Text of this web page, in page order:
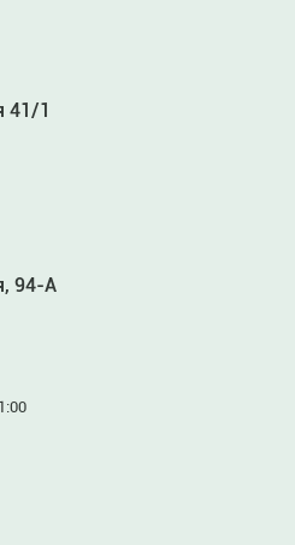
41/1
94-А